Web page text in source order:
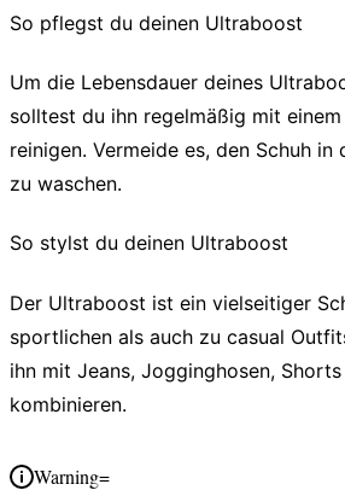
So pflegst du deinen Ultraboost
Um die Lebensdauer deines
solltest du ihn regelmäßig mit
reinigen. Vermeide es, den Schuh in
zu waschen.
So stylst du deinen Ultraboost
Der Ultraboost ist ein vielseitiger
sportlichen als auch zu casual
ihn mit Jeans, Jogginghosen,
kombinieren.
Warning=